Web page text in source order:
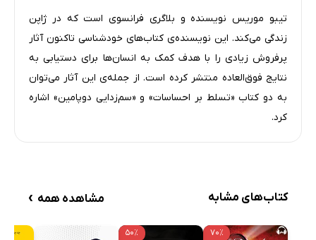
تیبو موریس نویسنده و بلاگری فرانسوی است که در ژاپن
زندگی می‌کند. این نویسنده‌ی کتاب‌های خودشناسی تاکنون آثار
پرفروش زیادی را با هدف کمک به انسان‌ها برای دستیابی به
نتایج فوق‌العاده منتشر کرده است. از جمله‌ی این آثار می‌توان
به دو کتاب «تسلط بر احساسات» و «سم‌زدایی دوپامین» اشاره
کرد.
کتاب‌های مشابه مشاهده همه ›
۷۰٪ ۵۰٪